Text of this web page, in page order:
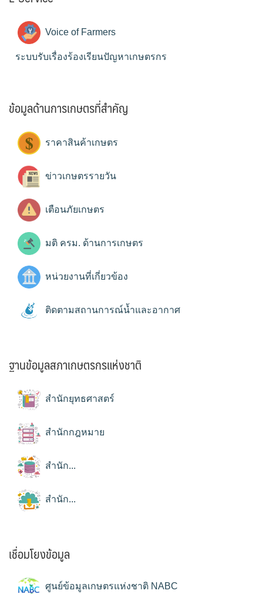
Voice of Farmers
ระบบรับเรื่องร้องเรียนปัญหาเกษตรกร
ข้อมูลด้านการเกษตรที่สำคัญ
ราคาสินค้าเกษตร
ข่าวเกษตรรายวัน
เตือนภัยเกษตร
มติ ครม. ด้านการเกษตร
หน่วยงานที่เกี่ยวข้อง
ติดตามสถานการณ์น้ำและอากาศ
ฐานข้อมูลสภาเกษตรกรแห่งชาติ
สำนักยุทธศาสตร์
สำนักกฎหมาย
สำนัก...
สำนัก...
เชื่อมโยงข้อมูล
ศูนย์ข้อมูลเกษตรแห่งชาติ NABC